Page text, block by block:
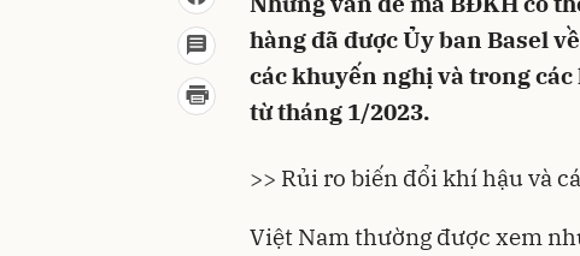
hàng đã được Ủy ban Basel
các khuyến nghị và trong
từ tháng 1/2023.
>> Rủi ro biến đổi khí hậu và
Việt Nam thường được xem